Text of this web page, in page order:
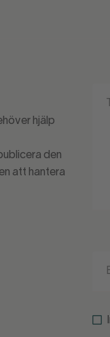
hjälp
den
att hantera